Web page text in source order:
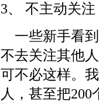
3、 不主动关注
一些新手看
不去关注其他
可不必这样。
人，甚至把